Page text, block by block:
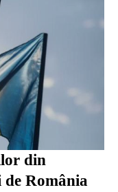
din
de România